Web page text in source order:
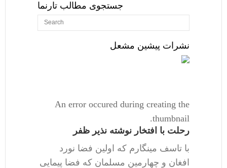
جستجوی مطالب تارنما
نشرات پیشین مشعل
An error occured during creating the
thumbnail.
رحلت با افتخار نوشته نذیر ظفر
با تاسف مینگارم که اولین فضا نورد
افغان و چهارمین مسلمان که فضا پیمایی